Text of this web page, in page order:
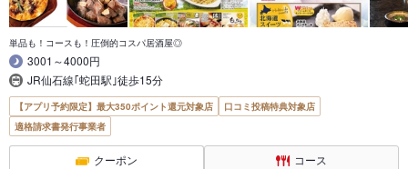
単品も！コースも！圧倒的コスパ居酒屋◎
3001～4000円
JR仙石線｢蛇田駅｣徒歩15分
【アプリ予約限定】最大350ポイント還元対象店
口コミ投稿特典対象店
適格請求書発行事業者
クーポン コース